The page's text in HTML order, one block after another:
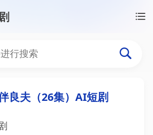
夫（26集）AI短
良夫（26集）AI短剧